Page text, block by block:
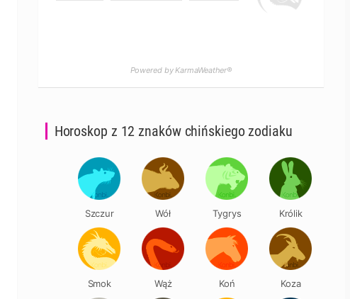
Powered by KarmaWeather®
Horoskop z 12 znaków chińskiego zodiaku
Szczur Wół Tygrys Królik
Smok Wąż Koń Koza